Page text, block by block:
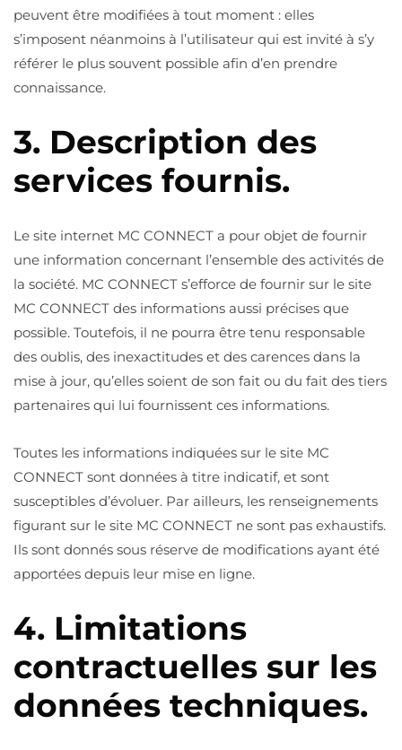
peuvent être modifiées à tout moment : elles
s’imposent néanmoins à l’utilisateur qui est invité à s’y
référer le plus souvent possible afin d’en prendre
connaissance.
3. Description des
services fournis.
Le site internet MC CONNECT a pour objet de fournir
une information concernant l’ensemble des activités de
la société. MC CONNECT s’efforce de fournir sur le site
MC CONNECT des informations aussi précises que
possible. Toutefois, il ne pourra être tenu responsable
des oublis, des inexactitudes et des carences dans la
mise à jour, qu’elles soient de son fait ou du fait des tiers
partenaires qui lui fournissent ces informations.
Toutes les informations indiquées sur le site MC
CONNECT sont données à titre indicatif, et sont
susceptibles d’évoluer. Par ailleurs, les renseignements
figurant sur le site MC CONNECT ne sont pas exhaustifs.
Ils sont donnés sous réserve de modifications ayant été
apportées depuis leur mise en ligne.
4. Limitations
contractuelles sur les
données techniques.